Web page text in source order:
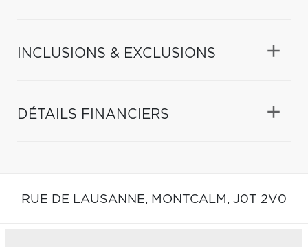
INCLUSIONS & EXCLUSIONS
DÉTAILS FINANCIERS
RUE DE LAUSANNE, MONTCALM, J0T 2V0